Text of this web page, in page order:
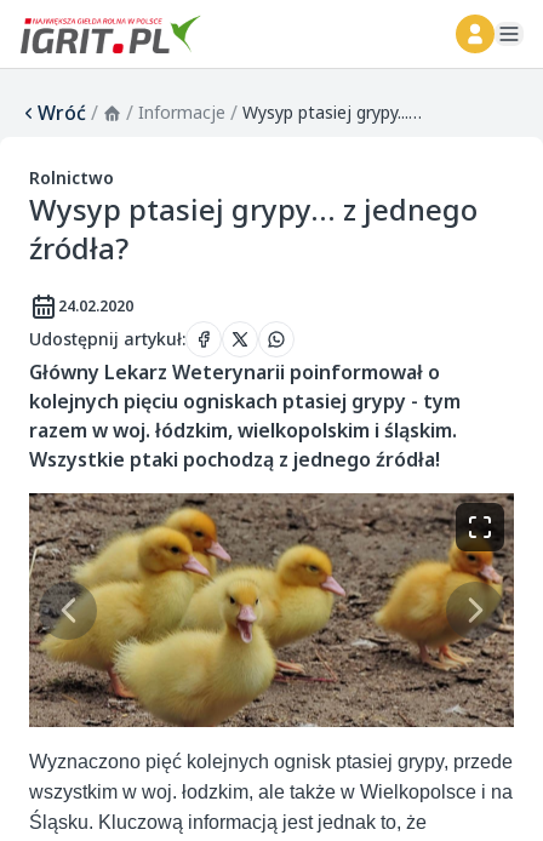
Wróć/ / Informacje / Wysyp ptasiej grypy... z jednego źródła?
Rolnictwo
Wysyp ptasiej grypy... z jednego
źródła?
24.02.2020
Udostępnij artykuł:
Główny Lekarz Weterynarii poinformował o
kolejnych pięciu ogniskach ptasiej grypy - tym
razem w woj. łódzkim, wielkopolskim i śląskim.
Wszystkie ptaki pochodzą z jednego źródła!
Wyznaczono pięć kolejnych ognisk ptasiej grypy, przede
wszystkim w woj. łodzkim, ale także w Wielkopolsce i na
Śląsku. Kluczową informacją jest jednak to, że